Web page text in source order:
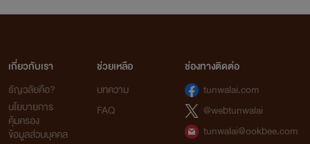
เกี่ยวกับเรา
ธัญวลัยคือ?
นโยบายการ
คุ้มครอง
ข้อมูลส่วนบุคคล
ช่วยเหลือ
บทความ
FAQ
ช่องทางติดต่อ
tunwalai.com
@webtunwalai
tunwalai@ookbee.com